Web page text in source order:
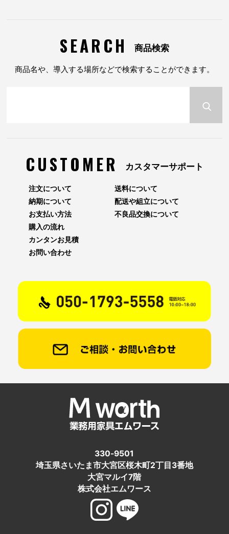
SEARCH 商品検索
商品名や、導入する場所などで検索することができます。
CUSTOMER カスタマーサポート
注文について
納期について
お支払い方法
送料について
配送や組立について
不良品交換について
購入の流れ
カンタンお見積
お問い合わせ
330-9501
埼玉県さいたま市大宮区桜木町2丁目3番地
大宮マルイ7階
株式会社エムワース